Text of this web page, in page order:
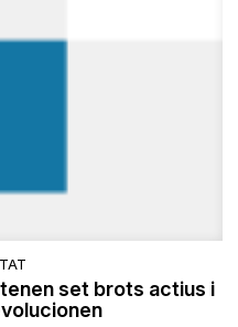
set brots actius i